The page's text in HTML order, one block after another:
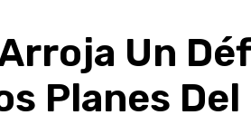
Un
Planes Del